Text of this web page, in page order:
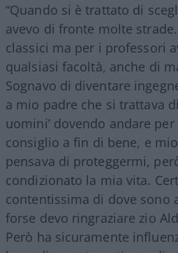
“Quando si è trattato di
avevo di fronte molte
classici ma per i professori
qualsiasi facoltà, anche di
Sognavo di diventare
a mio padre che si trattava
uomini’ dovendo andare
consiglio a fin di bene, e
pensava di proteggermi,
condizionato la mia vita.
contentissima di dove sono
forse devo ringraziare zio
Però ha sicuramente